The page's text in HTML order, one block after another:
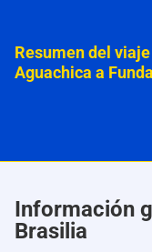
Resumen del viaje
Aguachica a
Información
Brasilia